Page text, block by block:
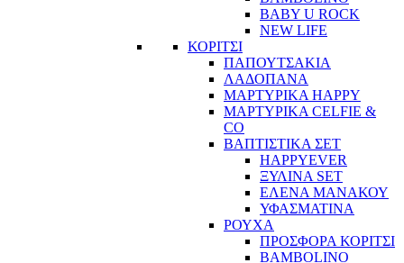
BABY U ROCK
NEW LIFE
ΚΟΡΙΤΣΙ
ΠΑΠΟΥΤΣΑΚΙΑ
ΛΑΔΟΠΑΝΑ
ΜΑΡΤΥΡΙΚΑ HAPPY
ΜΑΡΤΥΡΙΚΑ CELFIE &
CO
ΒΑΠΤΙΣΤΙΚΑ ΣΕΤ
HAPPYEVER
ΞΥΛΙΝΑ SET
ΕΛΕΝΑ ΜΑΝΑΚΟΥ
ΥΦΑΣΜΑΤΙΝΑ
ΡΟΥΧΑ
ΠΡΟΣΦΟΡΑ ΚΟΡΙΤΣΙ
BAMBOLINO